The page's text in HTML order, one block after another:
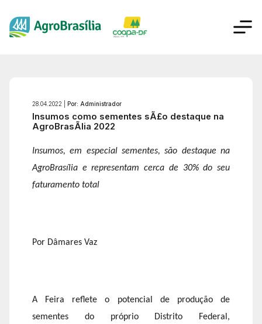
28.04.2022 | Por: Administrador
Insumos como sementes sÃ£o destaque na
AgroBrasÃ­lia 2022
Insumos, em especial sementes, são destaque na
AgroBrasília e representam cerca de 30% do seu
faturamento total
Por Dâmares Vaz
A Feira reflete o potencial de produção de
sementes do próprio Distrito Federal,